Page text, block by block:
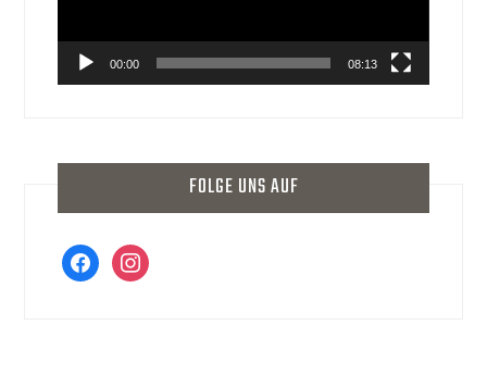
00:00 08:13
FOLGE UNS AUF
facebookinstagram